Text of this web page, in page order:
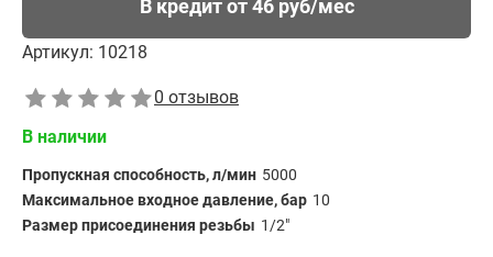
В кредит от 46 руб/мес
Артикул: 10218
0 отзывов
В наличии
Пропускная способность, л/мин 5000
Максимальное входное давление, бар 10
Размер присоединения резьбы 1/2"